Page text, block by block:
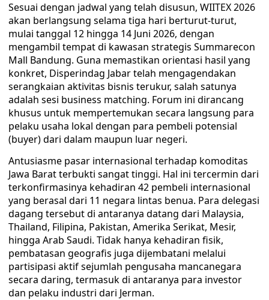
Sesuai dengan jadwal yang telah disusun, WIITEX 2026
akan berlangsung selama tiga hari berturut-turut,
mulai tanggal 12 hingga 14 Juni 2026, dengan
mengambil tempat di kawasan strategis Summarecon
Mall Bandung. Guna memastikan orientasi hasil yang
konkret, Disperindag Jabar telah mengagendakan
serangkaian aktivitas bisnis terukur, salah satunya
adalah sesi business matching. Forum ini dirancang
khusus untuk mempertemukan secara langsung para
pelaku usaha lokal dengan para pembeli potensial
(buyer) dari dalam maupun luar negeri.
Antusiasme pasar internasional terhadap komoditas
Jawa Barat terbukti sangat tinggi. Hal ini tercermin dari
terkonfirmasinya kehadiran 42 pembeli internasional
yang berasal dari 11 negara lintas benua. Para delegasi
dagang tersebut di antaranya datang dari Malaysia,
Thailand, Filipina, Pakistan, Amerika Serikat, Mesir,
hingga Arab Saudi. Tidak hanya kehadiran fisik,
pembatasan geografis juga dijembatani melalui
partisipasi aktif sejumlah pengusaha mancanegara
secara daring, termasuk di antaranya para investor
dan pelaku industri dari Jerman.